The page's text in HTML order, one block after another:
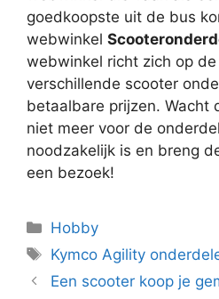
goedkoopste uit de bus
webwinkel
webwinkel richt zich op
verschillende scooter
betaalbare prijzen. Wacht
niet meer voor de
noodzakelijk is en breng
een bezoek!
Categorieën
Hobby
Tags
Kymco Agility
Een scooter koop je